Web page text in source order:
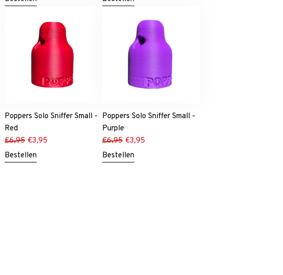
Poppers Solo Sniffer Small -
Red
€6,95 €3,95
Bestellen
Poppers Solo Sniffer Small -
Purple
€6,95 €3,95
Bestellen